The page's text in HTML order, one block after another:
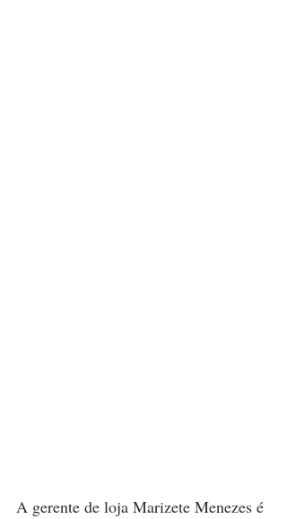
A gerente de loja Marizete Menezes é